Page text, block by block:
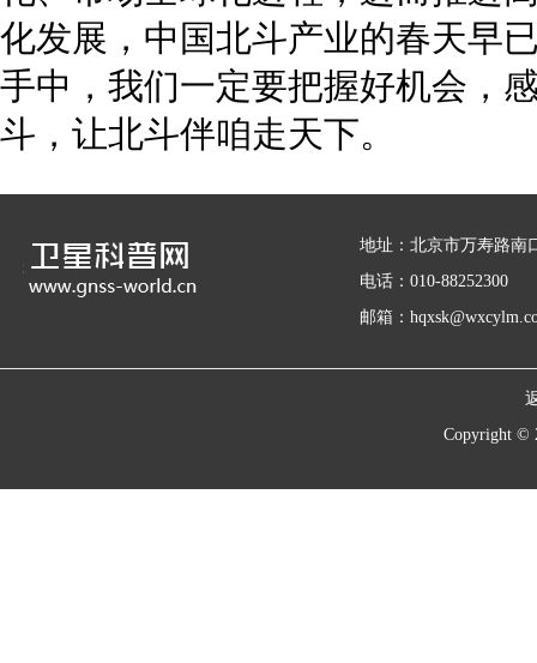
化发展，中国北斗产业的春天早
手中，我们一定要把握好机会，
斗，让北斗伴咱走天下。
地址：北京市万寿路南
电话：010-88252300
邮箱：
Copyright ©